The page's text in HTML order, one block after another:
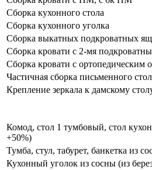
Сборка кухонного стола
Сборка кухонного уголка
Сборка выкатных подкроватных
Сборка кровати с 2-мя
Сборка кровати с ортопедическим
Частичная сборка письменного
Крепление зеркала к дамскому
Комод, стол 1 тумбовый, стол
+50%)
Тумба, стул, табурет, банкетка из
Кухонный уголок из сосны (из